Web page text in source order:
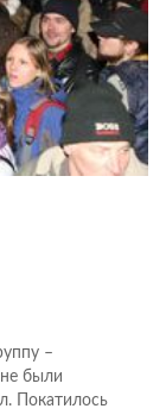
–
были
Покатилось